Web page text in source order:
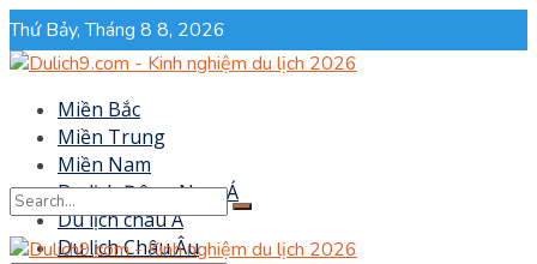
Thứ Bảy, Tháng 8 8, 2026
Miền Bắc
Miền Trung
Miền Nam
Du lịch Đông Nam Á
Du lịch châu Á
Du lịch Châu Âu